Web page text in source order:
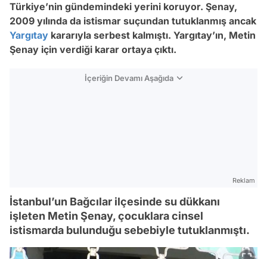
Türkiye’nin gündemindeki yerini koruyor. Şenay,
2009 yılında da istismar suçundan tutuklanmış ancak
Yargıtay kararıyla serbest kalmıştı. Yargıtay’ın, Metin
Şenay için verdiği karar ortaya çıktı.
İçeriğin Devamı Aşağıda
Reklam
İstanbul’un Bağcılar ilçesinde su dükkanı
işleten Metin Şenay, çocuklara cinsel
istismarda bulunduğu sebebiyle tutuklanmıştı.